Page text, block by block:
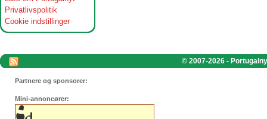
Privatlivspolitik
Cookie indstillinger
© 2007-2026 -
Partnere og sponsorer:
Mini-annoncører: